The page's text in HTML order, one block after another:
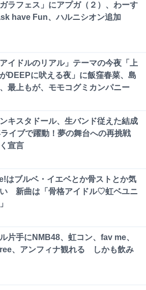
ラフェス」にアプガ（２）、わーす
have Fun、ハルニシオン追加
アイドルのリアル」テーマの今夜「上
DEEPに吠える夜」に飯窪春菜、島
最上もが、モモコグミカンパニー
キスタドール、生バンド従えた結成
イブで躍動！夢の舞台への再挑戦
宣言
はブルベ・イエベとか骨ストとか気
新曲は「骨格アイドル♡虹ベユニ
片手にNMB48、虹コン、fav me、
、アンフィナ観れる しかも飲み